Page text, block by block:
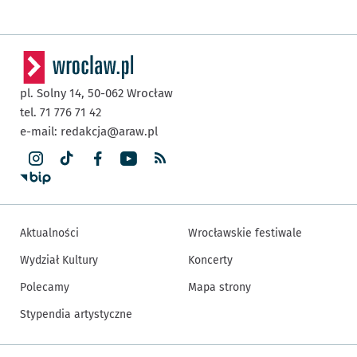
pl. Solny 14, 50-062 Wrocław
tel. 71 776 71 42
e-mail: redakcja@araw.pl
Aktualności
Wydział Kultury
Polecamy
Stypendia artystyczne
Wrocławskie festiwale
Koncerty
Mapa strony